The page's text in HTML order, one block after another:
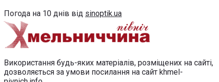
Погода на 10 днів від sinoptik.ua
Використання будь-яких матеріалів, розміщених на сайті,
дозволяється за умови посилання на сайт khmel-